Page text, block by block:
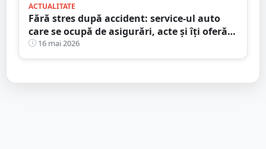
ACTUALITATE
Fără stres după accident: service-ul auto
care se ocupă de asigurări, acte și îți oferă
mașină la schimb
16 mai 2026